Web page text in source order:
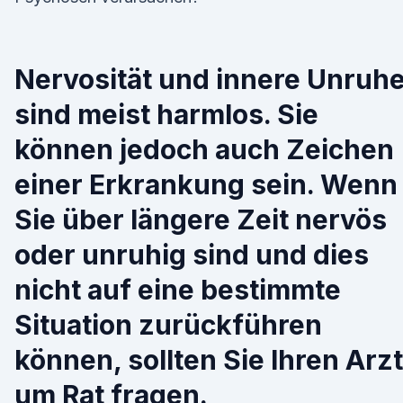
Nervosität und innere
sind meist harmlos. Sie
können jedoch auch Zeichen
einer Erkrankung sein. Wenn
Sie über längere Zeit nervös
oder unruhig sind und dies
nicht auf eine bestimmte
Situation zurückführen
können, sollten Sie Ihren Arzt
um Rat fragen.